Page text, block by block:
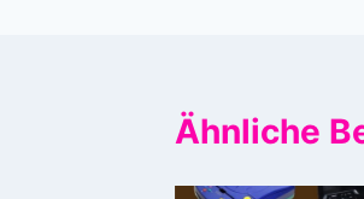
Ähnliche